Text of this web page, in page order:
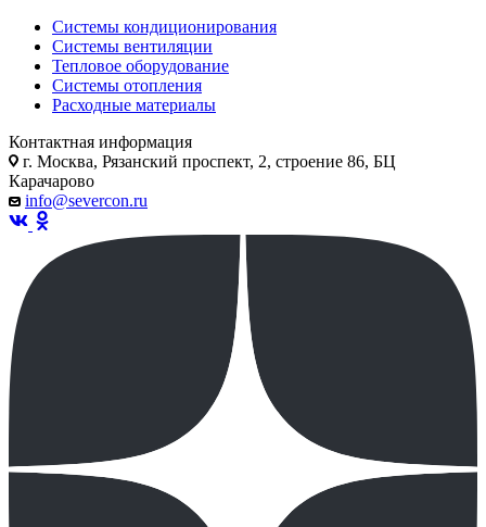
Системы кондиционирования
Системы вентиляции
Тепловое оборудование
Системы отопления
Расходные материалы
Контактная информация
г. Москва, Рязанский проспект, 2, строение 86, БЦ
Карачарово
info@severcon.ru